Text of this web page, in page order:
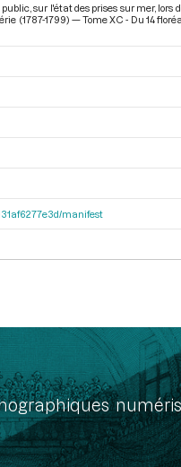
sur l'état des prises sur mer, lors
(1787-1799) — Tome XC - Du 14
manifest